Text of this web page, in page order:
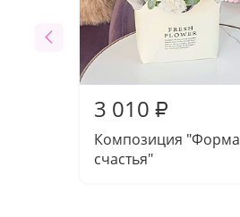
3 010 ₽
Композиция "Форма
счастья"